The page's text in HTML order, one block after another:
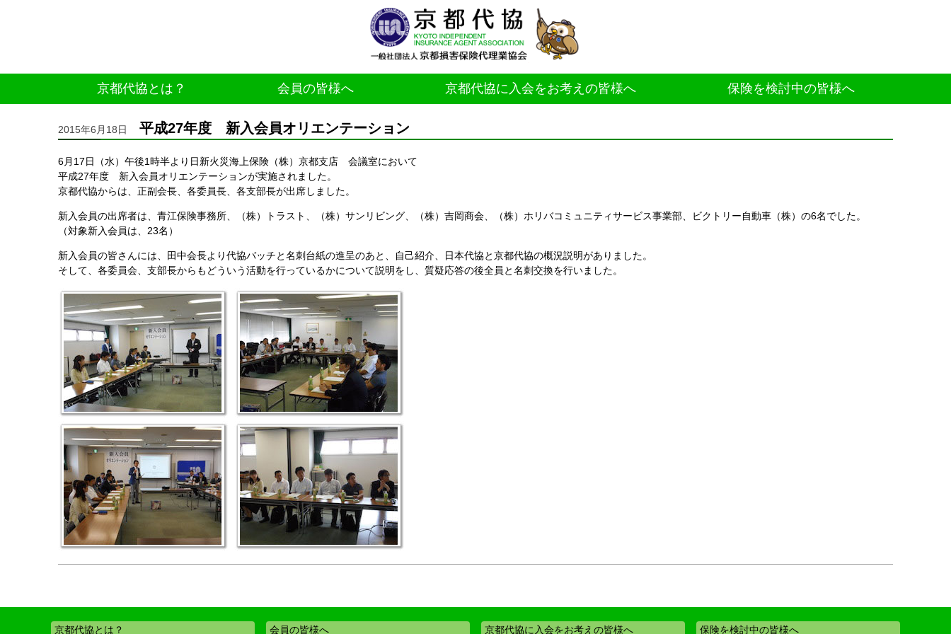
京都代協とは？ 会員の皆様へ 京都代協に入会をお考えの皆様へ 保険を検討中の皆様へ
2015年6月18日 平成27年度 新入会員オリエンテーション
6月17日（水）午後1時半より日新火災海上保険（株）京都支店 会議室において
平成27年度 新入会員オリエンテーションが実施されました。
京都代協からは、正副会長、各委員長、各支部長が出席しました。
新入会員の出席者は、青江保険事務所、（株）トラスト、（株）サンリビング、（株）吉岡商会、（株）ホリバコミュニティサービス事業部、ビクトリー自動車（株）の6名でした。
（対象新入会員は、23名）
新入会員の皆さんには、田中会長より代協バッチと名刺台紙の進呈のあと、自己紹介、日本代協と京都代協の概況説明がありました。
そして、各委員会、支部長からもどういう活動を行っているかについて説明をし、質疑応答の後全員と名刺交換を行いました。
京都代協とは？ 会員の皆様へ 京都代協に入会をお考えの皆様へ 保険を検討中の皆様へ